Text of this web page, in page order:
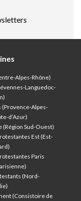
Alpes-Rhône)
Languedoc-
(Provence-Alpes-
d’Azur)
(Région Sud-Ouest)
Est (Est-
Paris
(Nord-
(Consistoire de